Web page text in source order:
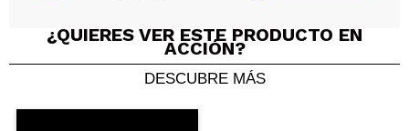
Compartir un vídeo o una foto
¿QUIERES VER ESTE PRODUCTO EN
ACCIÓN?
DESCUBRE MÁS